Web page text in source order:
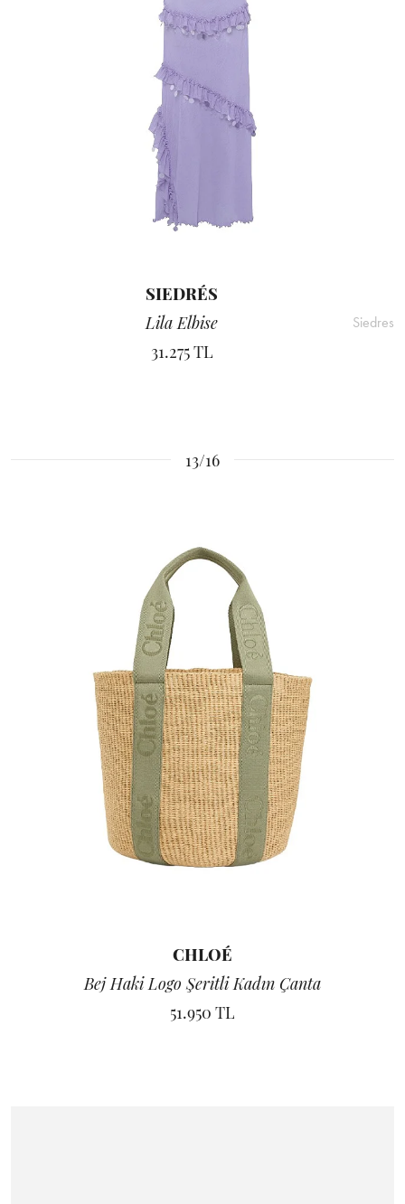
SIEDRÉS
Lila Elbise
31.275 TL
Siedres
13/16
CHLOÉ
Bej Haki Logo Şeritli Kadın Çanta
51.950 TL